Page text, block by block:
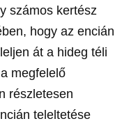
számos kertész
hogy az encián
át a hideg téli
megfelelő
részletesen
teleltetése